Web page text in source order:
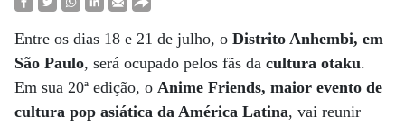
Entre os dias 18 e 21 de julho, o Distrito Anhembi, em
São Paulo, será ocupado pelos fãs da cultura otaku.
Em sua 20ª edição, o Anime Friends, maior evento de
cultura pop asiática da América Latina, vai reunir